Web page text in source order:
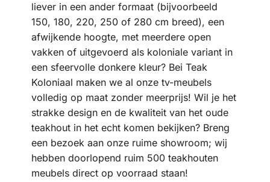
liever in een ander formaat (bijvoorbeeld
150, 180, 220, 250 of 280 cm breed), een
afwijkende hoogte, met meerdere open
vakken of uitgevoerd als koloniale variant in
een sfeervolle donkere kleur? Bei Teak
Koloniaal maken we al onze tv-meubels
volledig op maat zonder meerprijs! Wil je het
strakke design en de kwaliteit van het oude
teakhout in het echt komen bekijken? Breng
een bezoek aan onze ruime showroom; wij
hebben doorlopend ruim 500 teakhouten
meubels direct op voorraad staan!